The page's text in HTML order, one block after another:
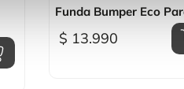
Vista rápida
Funda Bumper Eco
$ 13.990